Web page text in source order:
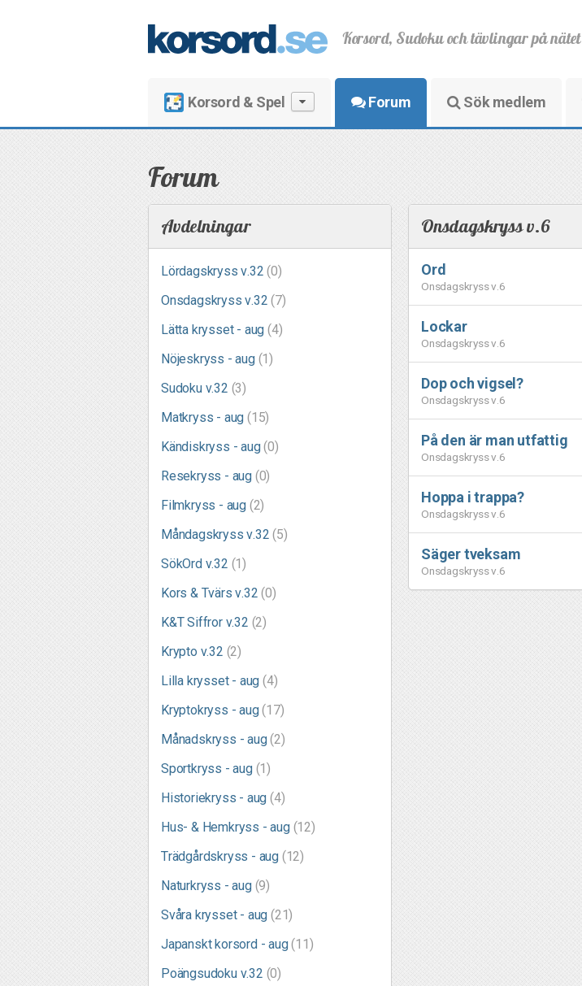
Korsord, Sudoku och tävlingar på nätet
Korsord & Spel Forum Sök medlem
Forum
Avdelningar
Lördagskryss v.32(0)
Onsdagskryss v.32(7)
Lätta krysset - aug(4)
Nöjeskryss - aug (1)
Sudoku v.32 (3)
Matkryss - aug(15)
Kändiskryss - aug(0)
Resekryss - aug (0)
Filmkryss - aug (2)
Måndagskryss v.32(5)
SökOrd v.32 (1)
Kors & Tvärs v.32(0)
K&T Siffror v.32 (2)
Krypto v.32 (2)
Lilla krysset - aug(4)
Kryptokryss - aug(17)
Månadskryss - aug(2)
Sportkryss - aug (1)
Historiekryss - aug(4)
Hus- & Hemkryss - aug (12)
Trädgårdskryss - aug (12)
Naturkryss - aug (9)
Svåra krysset - aug(21)
Japanskt korsord - aug(11)
Poängsudoku v.32 (0)
Onsdagskryss v.6
Ord
Onsdagskryss v.6
Lockar
Onsdagskryss v.6
Dop och vigsel?
Onsdagskryss v.6
På den är man utfattig
Onsdagskryss v.6
Hoppa i trappa?
Onsdagskryss v.6
Säger tveksam
Onsdagskryss v.6